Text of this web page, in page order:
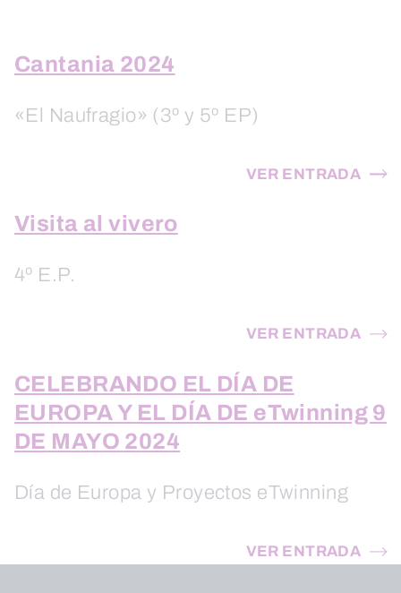
Cantania 2024
«El Naufragio» (3º y 5º EP)
VER ENTRADA
Visita al vivero
4º E.P.
VER ENTRADA
CELEBRANDO EL DÍA DE
EUROPA Y EL DÍA DE eTwinning 9
DE MAYO 2024
Día de Europa y Proyectos eTwinning
VER ENTRADA